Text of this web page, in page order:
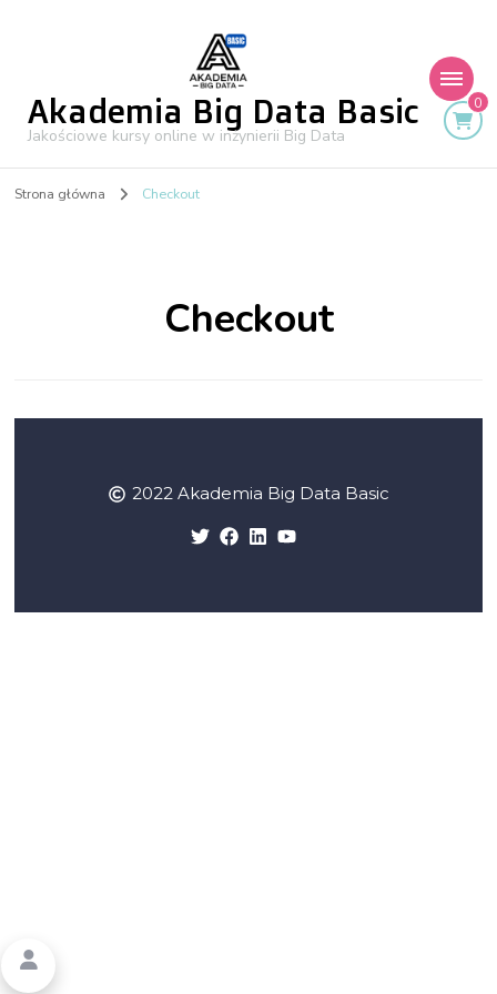
Akademia Big Data Basic
Jakościowe kursy online w inżynierii Big Data
0
Strona główna Checkout
Checkout
2022 Akademia Big Data Basic